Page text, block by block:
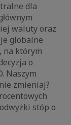
dla
waluty oraz
globalne
na którym
o
Naszym
zmieniaj?
stóp o